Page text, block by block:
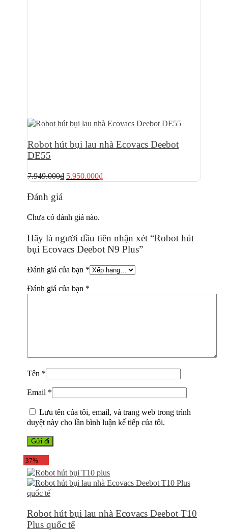
Robot hút bụi lau nhà Ecovacs Deebot
DE55
7.949.000₫ Giá
5.950.000₫Giá
Đánh giá
Chưa có đánh giá nào.
Hãy là người đầu tiên nhận xét “Robot hút
bụi Ecovacs Deebot N9 Plus”
Đánh giá của bạn *
Đánh giá của bạn *
Tên *
Email *
Lưu tên của tôi, email, và trang web trong trình
duyệt này cho lần bình luận kế tiếp của tôi.
-37%
Robot hút bụi lau nhà Ecovacs Deebot T10
Plus quốc tế